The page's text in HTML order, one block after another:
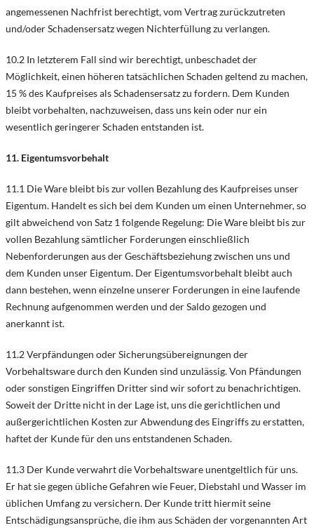
angemessenen Nachfrist berechtigt, vom Vertrag zurückzutreten
und/oder Schadensersatz wegen Nichterfüllung zu verlangen.
10.2 In letzterem Fall sind wir berechtigt, unbeschadet der
Möglichkeit, einen höheren tatsächlichen Schaden geltend zu machen,
15 % des Kaufpreises als Schadensersatz zu fordern. Dem Kunden
bleibt vorbehalten, nachzuweisen, dass uns kein oder nur ein
wesentlich geringerer Schaden entstanden ist.
11. Eigentumsvorbehalt
11.1 Die Ware bleibt bis zur vollen Bezahlung des Kaufpreises unser
Eigentum. Handelt es sich bei dem Kunden um einen Unternehmer, so
gilt abweichend von Satz 1 folgende Regelung: Die Ware bleibt bis zur
vollen Bezahlung sämtlicher Forderungen einschließlich
Nebenforderungen aus der Geschäftsbeziehung zwischen uns und
dem Kunden unser Eigentum. Der Eigentumsvorbehalt bleibt auch
dann bestehen, wenn einzelne unserer Forderungen in eine laufende
Rechnung aufgenommen werden und der Saldo gezogen und
anerkannt ist.
11.2 Verpfändungen oder Sicherungsübereignungen der
Vorbehaltsware durch den Kunden sind unzulässig. Von Pfändungen
oder sonstigen Eingriffen Dritter sind wir sofort zu benachrichtigen.
Soweit der Dritte nicht in der Lage ist, uns die gerichtlichen und
außergerichtlichen Kosten zur Abwendung des Eingriffs zu erstatten,
haftet der Kunde für den uns entstandenen Schaden.
11.3 Der Kunde verwahrt die Vorbehaltsware unentgeltlich für uns.
Er hat sie gegen übliche Gefahren wie Feuer, Diebstahl und Wasser im
üblichen Umfang zu versichern. Der Kunde tritt hiermit seine
Entschädigungsansprüche, die ihm aus Schäden der vorgenannten Art